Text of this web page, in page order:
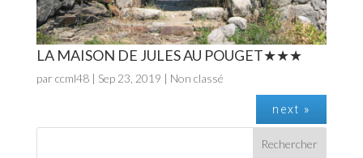
LA MAISON DE JULES AU POUGET
par ccml48| Sep 23, 2019 | Non classé
next »